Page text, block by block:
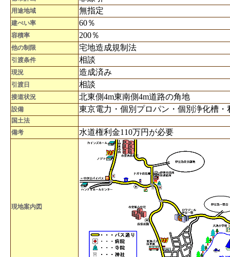
用途地域 無指定
建ぺい率 60％
容積率 200％
他の制限 宅地造成規制法
引渡条件 相談
現況 造成済み
引渡日 相談
接道状況 北東側4m東南側4m道路の角地
設備 東京電力・個別プロパン・個別浄化槽・
国土法
備考
水道権利金110万円が必要
現地案内図